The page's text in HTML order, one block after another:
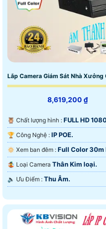
Lắp Camera Giám Sát Nhà Xưởng
8,619,200 ₫
🦉 Chất lượng hình : FULL HD
🏆 Công Nghệ : IP POE.
🔅 Xem ban đêm : Full Color 30m
🤹 Loại Camera Thân Kim loại.
️🔈 Ưu Điểm : Thu Âm.